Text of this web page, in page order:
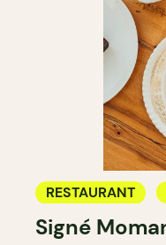
RESTAURANT
CAFÉ
Signé